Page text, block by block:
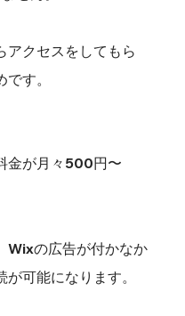
アクセスをしてもら
す。
金が月々500円〜
Wixの広告が付かなか
可能になります。